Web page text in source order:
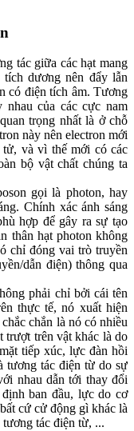
tác giữa các hạt mang
dương nên đẩy lẫn
có điện tích âm. Tương
của các cực nam
trọng nhất là ở chỗ
này nên electron mới
tử, và vì thế mới có các
bộ vật chất chúng ta
gọi là photon, hay
Chính xác ánh sáng
hợp để gây ra sự tạo
thân hạt photon không
chỉ đóng vai trò truyền
dẫn điện) thông qua
phải chỉ bởi cái tên
thực tế, nó xuất hiện
chắn là nó có nhiều
trượt trên vật khác là do
tiếp xúc, lực đàn hồi
tương tác điện từ do sự
nhau dẫn tới thay đổi
ban đầu, lực do cơ
cứ cử động gì khác là
tác điện từ, ...